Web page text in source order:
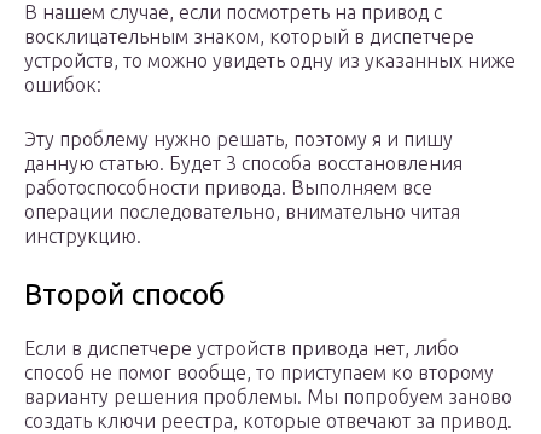
В нашем случае, если посмотреть на привод с
восклицательным знаком, который в диспетчере
устройств, то можно увидеть одну из указанных ниже
ошибок:
Эту проблему нужно решать, поэтому я и пишу
данную статью. Будет 3 способа восстановления
работоспособности привода. Выполняем все
операции последовательно, внимательно читая
инструкцию.
Второй способ
Если в диспетчере устройств привода нет, либо
способ не помог вообще, то приступаем ко второму
варианту решения проблемы. Мы попробуем заново
создать ключи реестра, которые отвечают за привод.